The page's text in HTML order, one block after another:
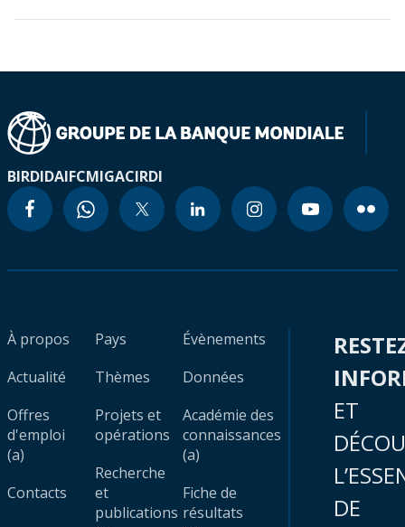
BIRDIDAIFCMIGACIRDI
À propos
Actualité
Offres
d'emploi
(a)
Contacts
Pays
Thèmes
Projets et
opérations
Recherche
et
publications
Évènements
Données
Académie des
connaissances
(a)
Fiche de
résultats
ET
DE